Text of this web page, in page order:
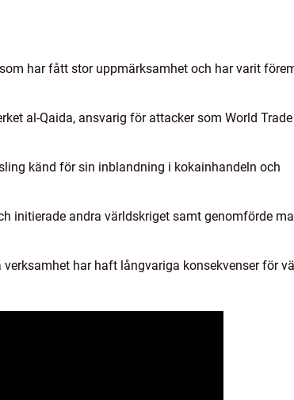
har fått stor uppmärksamhet och har varit
al-Qaida, ansvarig för attacker som World Trade
känd för sin inblandning i kokainhandeln och
initierade andra världskriget samt genomförde
har haft långvariga konsekvenser för